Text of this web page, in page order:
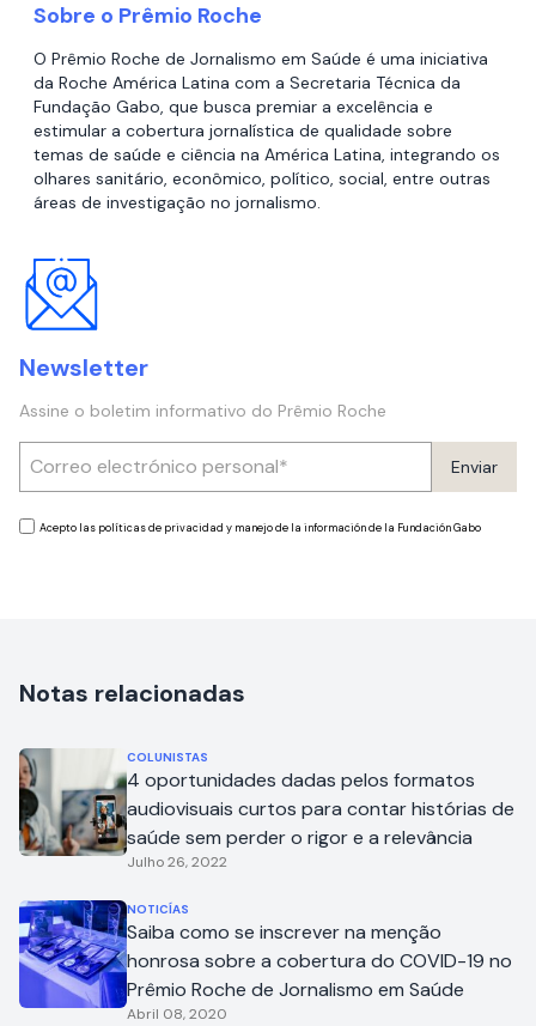
Sobre o Prêmio Roche
O Prêmio Roche de Jornalismo em Saúde é uma iniciativa
da Roche América Latina com a Secretaria Técnica da
Fundação Gabo, que busca premiar a excelência e
estimular a cobertura jornalística de qualidade sobre
temas de saúde e ciência na América Latina, integrando os
olhares sanitário, econômico, político, social, entre outras
áreas de investigação no jornalismo.
Newsletter
Assine o boletim informativo do Prêmio Roche
Enviar
Acepto las políticas de privacidad y manejo de la información de la Fundación Gabo
Notas relacionadas
COLUNISTAS
4 oportunidades dadas pelos formatos
audiovisuais curtos para contar histórias de
saúde sem perder o rigor e a relevância
Julho 26, 2022
NOTICÍAS
Saiba como se inscrever na menção
honrosa sobre a cobertura do COVID-19 no
Prêmio Roche de Jornalismo em Saúde
Abril 08, 2020